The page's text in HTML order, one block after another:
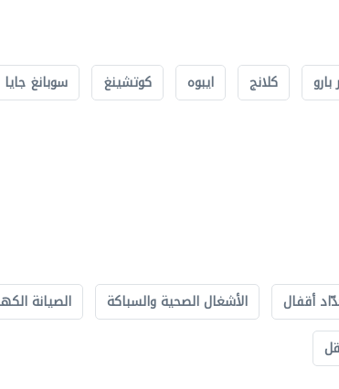
كلانج ايبوه كوتشينغ سوبانغ جايا
أقفال الأشغال الصحية والسباكة الصيانة